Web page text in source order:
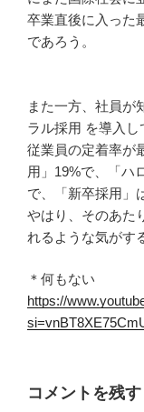
卒業直後に入った
であろう。
また一方、社員が
ラル採用 を導入し
従業員の定着率が
用」19%で、「ハ
で、「新卒採用」
やはり、そのあた
れるような気がす
＊何もない
https://
コメントを残す